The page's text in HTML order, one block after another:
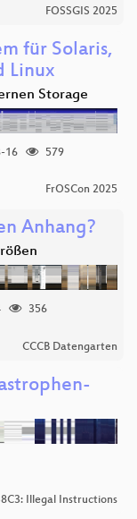
FOSSGIS 2025
für Solaris,
Linux
Storage
16
579
FrOSCon 2025
Anhang?
356
CCCB Datengarten
Illegal Instructions